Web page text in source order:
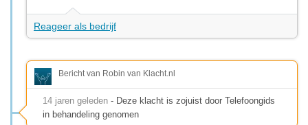
Reageer als bedrijf
Bericht van Robin van Klacht.nl
14 jaren geleden - Deze klacht is zojuist door Telefoongids
in behandeling genomen